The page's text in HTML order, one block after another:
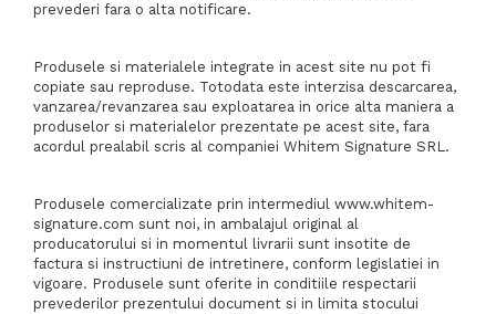
prevederi fara o alta notificare.
Produsele si materialele integrate in acest site nu pot fi
copiate sau reproduse. Totodata este interzisa descarcarea,
vanzarea/revanzarea sau exploatarea in orice alta maniera a
produselor si materialelor prezentate pe acest site, fara
acordul prealabil scris al companiei Whitem Signature SRL.
Produsele comercializate prin intermediul www.whitem-
signature.com sunt noi, in ambalajul original al
producatorului si in momentul livrarii sunt insotite de
factura si instructiuni de intretinere, conform legislatiei in
vigoare. Produsele sunt oferite in conditiile respectarii
prevederilor prezentului document si in limita stocului